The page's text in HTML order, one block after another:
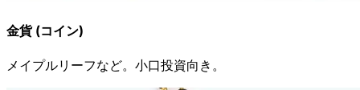
金貨 (コイン)
メイプルリーフなど。小口投資向き。